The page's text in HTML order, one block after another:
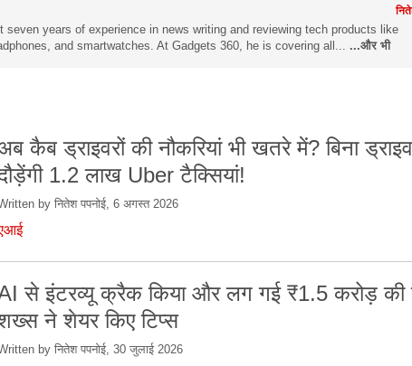
seven years of experience in news writing and reviewing tech products like
and smartwatches. At Gadgets 360, he is covering all... ...और भी
कैब ड्राइवरों की नौकरियां भी खतरे में? बिना
1.2 लाख Uber टैक्सियां!
by नितेश पपनोई, 6 अगस्त 2026
से इंटरव्यू क्रैक किया और लग गई ₹1.5 करोड़ की
ने शेयर किए टिप्स
by नितेश पपनोई, 30 जुलाई 2026